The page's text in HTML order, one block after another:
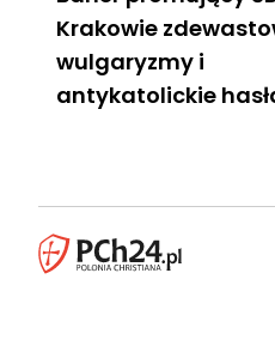
Krakowie
wulgaryzmy i
antykatolickie